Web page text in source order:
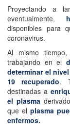
Proyectando a
eventualmente,
disponibles para
coronavirus.
Al mismo
trabajando en el
determinar el
19 recuperado.
destinadas a
el plasma
que elplasma
enfermos.